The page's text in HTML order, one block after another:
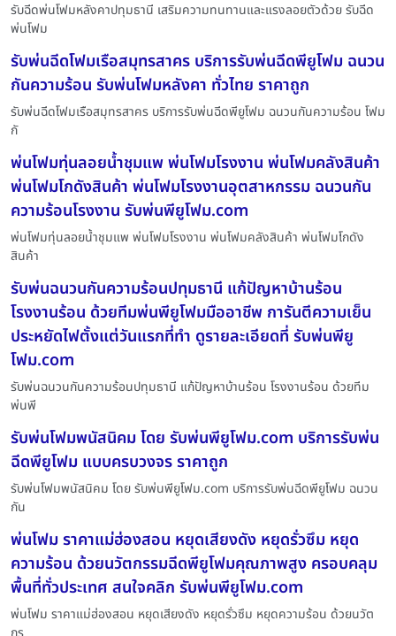
รับฉีดพ่นโฟมหลังคาปทุมธานี เสริมความทนทานและแรงลอยตัวด้วย รับฉีด
พ่นโฟม
รับพ่นฉีดโฟมเรือสมุทรสาคร บริการรับพ่นฉีดพียูโฟม ฉนวน
กันความร้อน รับพ่นโฟมหลังคา ทั่วไทย ราคาถูก
รับพ่นฉีดโฟมเรือสมุทรสาคร บริการรับพ่นฉีดพียูโฟม ฉนวนกันความร้อน โฟม
กั
พ่นโฟมทุ่นลอยน้ำชุมแพ พ่นโฟมโรงงาน พ่นโฟมคลังสินค้า
พ่นโฟมโกดังสินค้า พ่นโฟมโรงงานอุตสาหกรรม ฉนวนกัน
ความร้อนโรงงาน รับพ่นพียูโฟม.com
พ่นโฟมทุ่นลอยน้ำชุมแพ พ่นโฟมโรงงาน พ่นโฟมคลังสินค้า พ่นโฟมโกดัง
สินค้า
รับพ่นฉนวนกันความร้อนปทุมธานี แก้ปัญหาบ้านร้อน
โรงงานร้อน ด้วยทีมพ่นพียูโฟมมืออาชีพ การันตีความเย็น
ประหยัดไฟตั้งแต่วันแรกที่ทำ ดูรายละเอียดที่ รับพ่นพียู
โฟม.com
รับพ่นฉนวนกันความร้อนปทุมธานี แก้ปัญหาบ้านร้อน โรงงานร้อน ด้วยทีม
พ่นพี
รับพ่นโฟมพนัสนิคม โดย รับพ่นพียูโฟม.com บริการรับพ่น
ฉีดพียูโฟม แบบครบวงจร ราคาถูก
รับพ่นโฟมพนัสนิคม โดย รับพ่นพียูโฟม.com บริการรับพ่นฉีดพียูโฟม ฉนวน
กัน
พ่นโฟม ราคาแม่ฮ่องสอน หยุดเสียงดัง หยุดรั่วซึม หยุด
ความร้อน ด้วยนวัตกรรมฉีดพียูโฟมคุณภาพสูง ครอบคลุม
พื้นที่ทั่วประเทศ สนใจคลิก รับพ่นพียูโฟม.com
พ่นโฟม ราคาแม่ฮ่องสอน หยุดเสียงดัง หยุดรั่วซึม หยุดความร้อน ด้วยนวัต